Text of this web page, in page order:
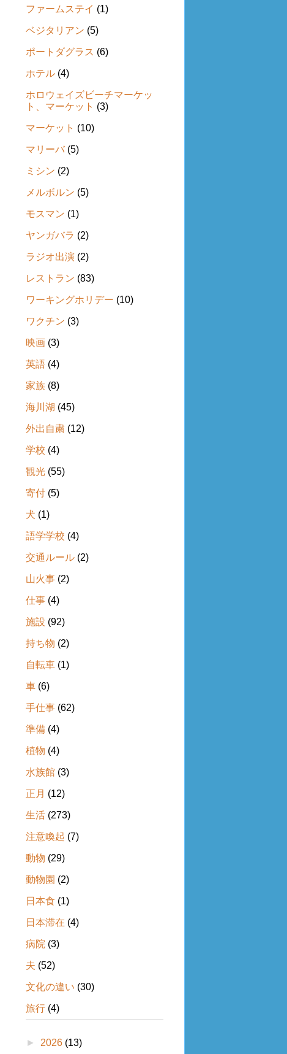
ファームステイ (1)
ベジタリアン (5)
ポートダグラス (6)
ホテル (4)
ホロウェイズビーチマーケッ
ト、マーケット (3)
マーケット (10)
マリーバ (5)
ミシン (2)
メルボルン (5)
モスマン (1)
ヤンガバラ (2)
ラジオ出演 (2)
レストラン (83)
ワーキングホリデー (10)
ワクチン (3)
映画 (3)
英語 (4)
家族 (8)
海川湖 (45)
外出自粛 (12)
学校 (4)
観光 (55)
寄付 (5)
犬 (1)
語学学校 (4)
交通ルール (2)
山火事 (2)
仕事 (4)
施設 (92)
持ち物 (2)
自転車 (1)
車 (6)
手仕事 (62)
準備 (4)
植物 (4)
水族館 (3)
正月 (12)
生活 (273)
注意喚起 (7)
動物 (29)
動物園 (2)
日本食 (1)
日本滞在 (4)
病院 (3)
夫 (52)
文化の違い (30)
旅行 (4)
► 2026 (13)